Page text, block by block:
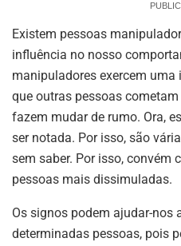
Existem pessoas
influência no nosso
manipuladores exercem
que outras pessoas
fazem mudar de rumo. Ora,
ser notada. Por isso, são
sem saber. Por isso, convém
pessoas mais dissimuladas.
Os signos podem ajudar-nos
determinadas pessoas, pois